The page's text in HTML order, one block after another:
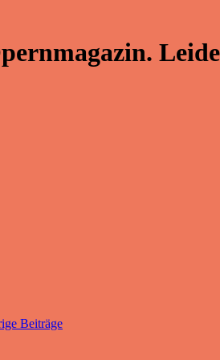
Beiträge